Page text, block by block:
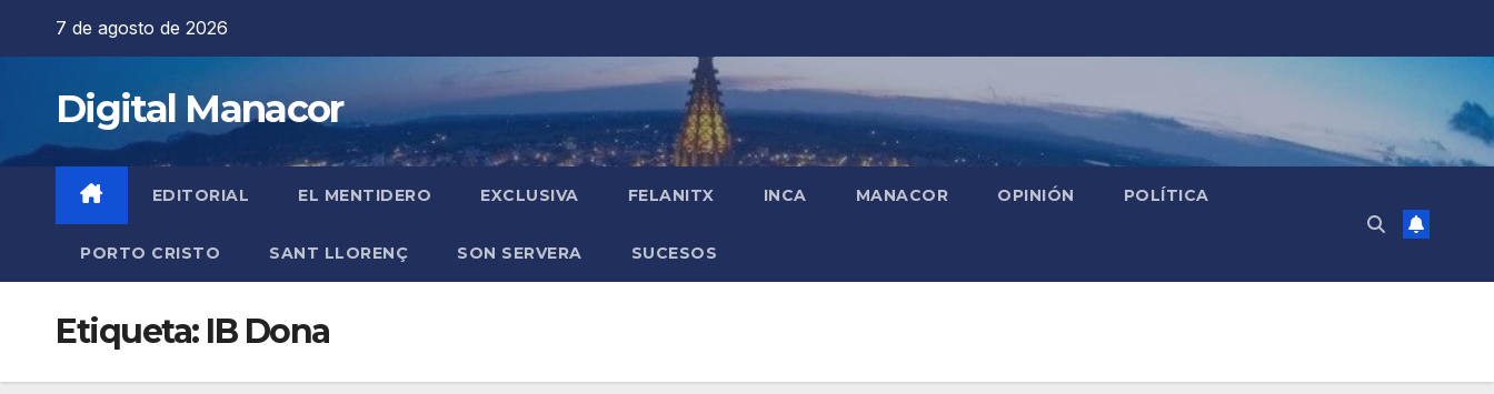
7 de agosto de 2026
Digital Manacor
EDITORIAL EL MENTIDERO EXCLUSIVA FELANITX INCA MANACOR OPINIÓN POLÍTICA
PORTO CRISTO SANT LLORENÇ SON SERVERA SUCESOS
Etiqueta: IB Dona